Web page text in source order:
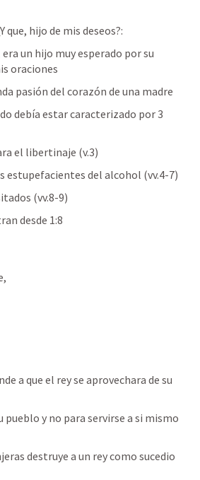
que, hijo de mis deseos?:
un hijo muy esperado por su
oraciones
pasión del corazón de una madre
debía estar caracterizado por 3
el libertinaje (v.3)
estupefacientes del alcohol (vv.4-7)
(vv.8-9)
desde 1:8
a que el rey se aprovechara de su
y no para servirse a si mismo
destruye a un rey como sucedio